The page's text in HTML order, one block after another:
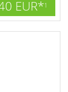
EUR*1